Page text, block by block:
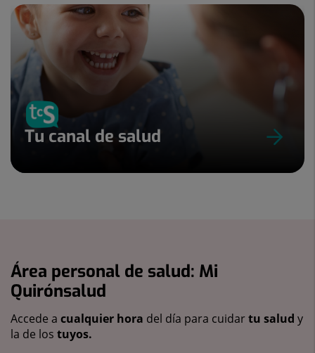
Tu canal de salud
Área personal de salud: Mi
Quirónsalud
Accede a cualquier hora del día para cuidartu salud y
la de los tuyos.